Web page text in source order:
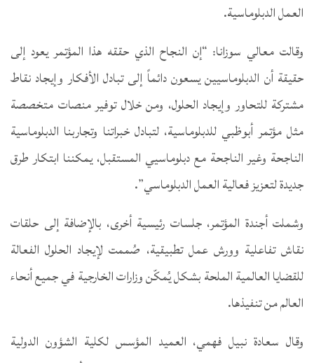
العمل الدبلوماسية.
وقالت معالي سوزانا: “إن النجاح الذي حققه هذا المؤتمر يعود إلى
حقيقة أن الدبلوماسيين يسعون دائماً إلى تبادل الأفكار وإيجاد نقاط
مشتركة للتحاور وإيجاد الحلول، ومن خلال توفير منصات متخصصة
مثل مؤتمر أبوظبي للدبلوماسية، لتبادل خبراتنا وتجاربنا الدبلوماسية
الناجحة وغير الناجحة مع دبلوماسيي المستقبل، يمكننا ابتكار طرق
جديدة لتعزيز فعالية العمل الدبلوماسي”.
وشملت أجندة المؤتمر، جلسات رئيسية أخرى، بالإضافة إلى حلقات
نقاش تفاعلية وورش عمل تطبيقية، صُممت لإيجاد الحلول الفعالة
للقضايا العالمية الملحة بشكل يُمكّن وزارات الخارجية في جميع أنحاء
العالم من تنفيذها.
وقال سعادة نبيل فهمي، العميد المؤسس لكلية الشؤون الدولية